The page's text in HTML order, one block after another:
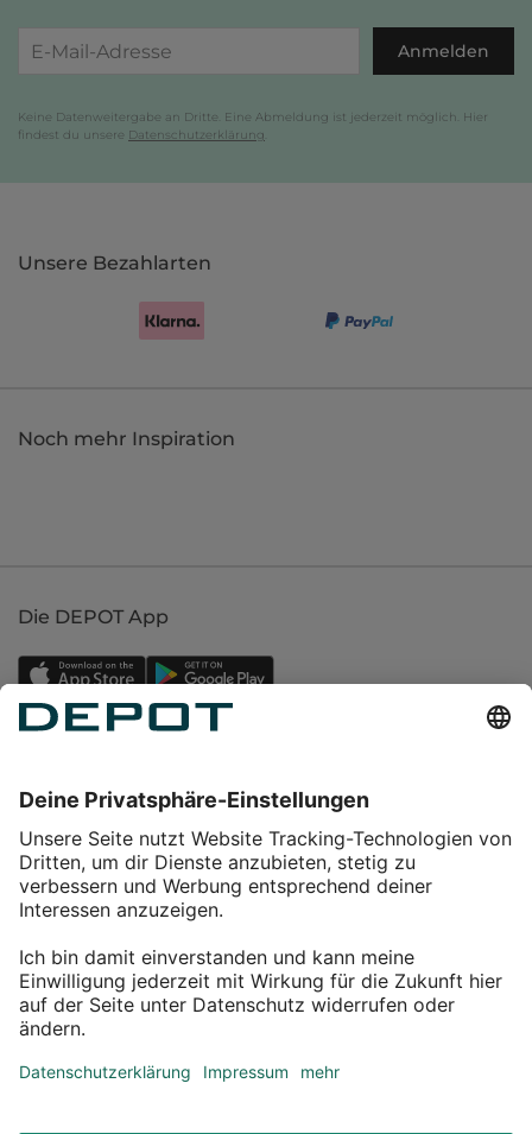
Anmelden
Keine Datenweitergabe an Dritte. Eine Abmeldung ist jederzeit möglich. Hier
findest du unsere Datenschutzerklärung
Unsere Bezahlarten
Noch mehr Inspiration
Die DEPOT App
Service
Über DEPOT
Kontakt